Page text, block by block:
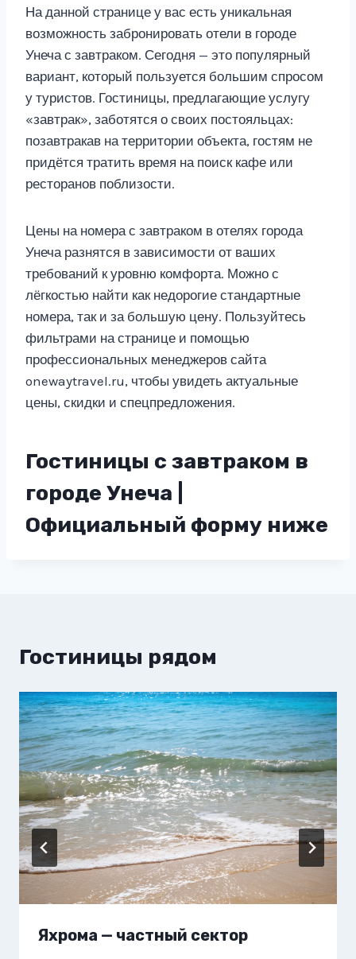
На данной странице у вас есть уникальная
возможность забронировать отели в городе
Унеча с завтраком. Сегодня — это популярный
вариант, который пользуется большим спросом
у туристов. Гостиницы, предлагающие услугу
«завтрак», заботятся о своих постояльцах:
позавтракав на территории объекта, гостям не
придётся тратить время на поиск кафе или
ресторанов поблизости.
Цены на номера с завтраком в отелях города
Унеча разнятся в зависимости от ваших
требований к уровню комфорта. Можно с
лёгкостью найти как недорогие стандартные
номера, так и за большую цену. Пользуйтесь
фильтрами на странице и помощью
профессиональных менеджеров сайта
onewaytravel.ru, чтобы увидеть актуальные
цены, скидки и спецпредложения.
Гостиницы с завтраком в
городе Унеча |
Официальный форму ниже
Гостиницы рядом
Яхрома — частный сектор